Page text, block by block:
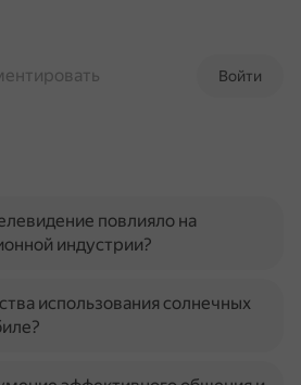
Войти
повлияло на
индустрии?
использования солнечных